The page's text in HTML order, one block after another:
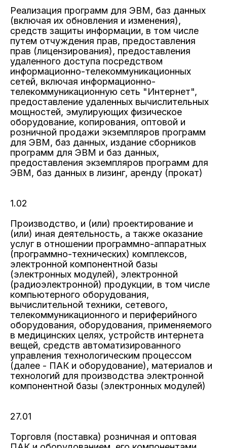
Реализация программ для ЭВМ, баз данных
(включая их обновления и изменения),
средств защиты информации, в том числе
путем отчуждения прав, предоставления
прав (лицензирования), предоставления
удаленного доступа посредством
информационно-телекоммуникационных
сетей, включая информационно-
телекоммуникационную сеть "Интернет",
предоставление удаленных вычислительных
мощностей, эмулирующих физическое
оборудование, копирования, оптовой и
розничной продажи экземпляров программ
для ЭВМ, баз данных, издание сборников
программ для ЭВМ и баз данных,
предоставления экземпляров программ для
ЭВМ, баз данных в лизинг, аренду (прокат)
1.02
Производство, и (или) проектирование и
(или) иная деятельность, а также оказание
услуг в отношении программно-аппаратных
(программно-технических) комплексов,
электронной компонентной базы
(электронных модулей), электронной
(радиоэлектронной) продукции, в том числе
компьютерного оборудования,
вычислительной техники, сетевого,
телекоммуникационного и периферийного
оборудования, оборудования, применяемого
в медицинских целях, устройств интернета
вещей, средств автоматизированного
управления технологическим процессом
(далее - ПАК и оборудование), материалов и
технологий для производства электронной
компонентной базы (электронных модулей)
27.01
Торговля (поставка) розничная и оптовая